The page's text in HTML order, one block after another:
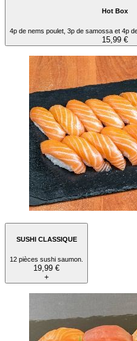
Hot Box
4p de nems poulet, 3p de samossa et 4p
15,99 €
SUSHI CLASSIQUE
12 pièces sushi saumon.
19,99 €
+